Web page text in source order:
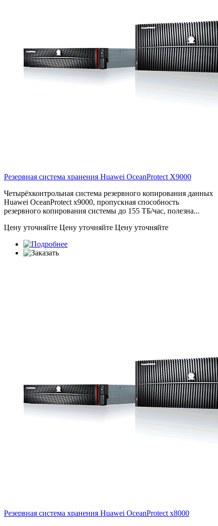
Резервная система хранения Huawei OceanProtect X9000
Четырёхконтрольная система резервного копирования данных
Huawei OceanProtect x9000, пропускная способность
резервного копирования системы до 155 ТБ/час, полезна...
Цену уточняйте Цену уточняйте Цену уточняйте
Резервная система хранения Huawei OceanProtect x8000